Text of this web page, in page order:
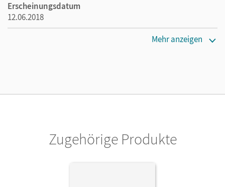
Erscheinungsdatum
12.06.2018
Mehr anzeigen
Zugehörige Produkte